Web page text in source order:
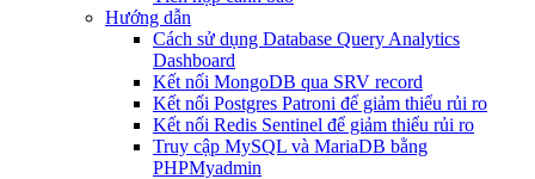
Hướng dẫn
Cách sử dụng Database Query Analytics
Dashboard
Kết nối MongoDB qua SRV record
Kết nối Postgres Patroni để giảm thiểu rủi ro
Kết nối Redis Sentinel để giảm thiểu rủi ro
Truy cập MySQL và MariaDB bằng
PHPMyadmin